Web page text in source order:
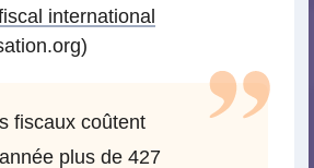
international
fiscaux coûtent
plus de 427